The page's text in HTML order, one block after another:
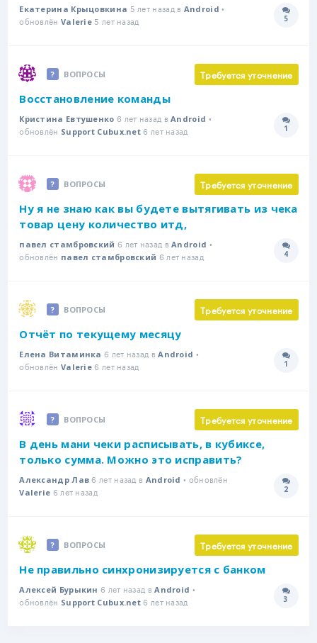
Екатерина Крыцовкина 5 лет назад в Android •
обновлён Valerie 5 лет назад 5
ВОПРОСЫ Требуется уточнение
Восстановление команды
Кристина Евтушенко 6 лет назад вAndroid •
обновлён Support Cubux.net 6 лет назад 1
ВОПРОСЫ Требуется уточнение
Ну я не знаю как вы будете вытягивать из чека
товар цену количество итд,
павел стамбровский 6 лет назад вAndroid •
обновлён павел стамбровский 6 лет назад 4
ВОПРОСЫ Требуется уточнение
Отчёт по текущему месяцу
Елена Витаминка 6 лет назад вAndroid •
обновлён Valerie 6 лет назад 1
ВОПРОСЫ Требуется уточнение
В день мани чеки расписывать, в кубиксе,
только сумма. Можно это исправить?
Александр Лав 6 лет назад в Android • обновлён
Valerie 6 лет назад 2
ВОПРОСЫ Требуется уточнение
Не правильно синхронизируется с банком
Алексей Бурыкин 6 лет назад вAndroid •
обновлён Support Cubux.net 6 лет назад 3